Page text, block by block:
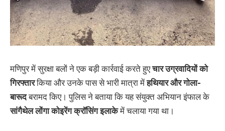
मणिपुर में सुरक्षा बलों ने एक बड़ी कार्रवाई करते हुएचारउग्रवादियोंको
गिरफ्तारकिया और उनके पास से भारी मात्रा मेंहथियारऔरगोला-
बारूदबरामद किए। पुलिस ने बताया कि यह संयुक्त अभियान इंफाल के
सांगैथेललोंगाकोइरेंगक्रॉसिंगइलाकेमें चलाया गया था।